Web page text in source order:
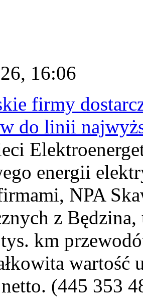
16:06
firmy
do linii
energii
NPA
z
km
(445 353